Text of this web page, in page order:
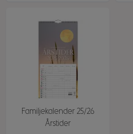
Familjekalender 25/26
Årstider